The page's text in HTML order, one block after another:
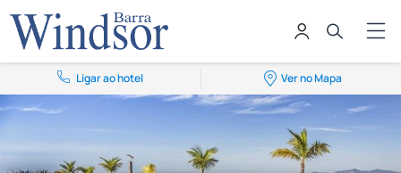
Ligar ao hotel Ver no Mapa